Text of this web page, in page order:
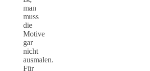
man
muss
die
Motive
gar
nicht
ausmalen.
Für